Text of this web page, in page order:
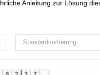
Anleitung zur Lösung
Standardsortierung